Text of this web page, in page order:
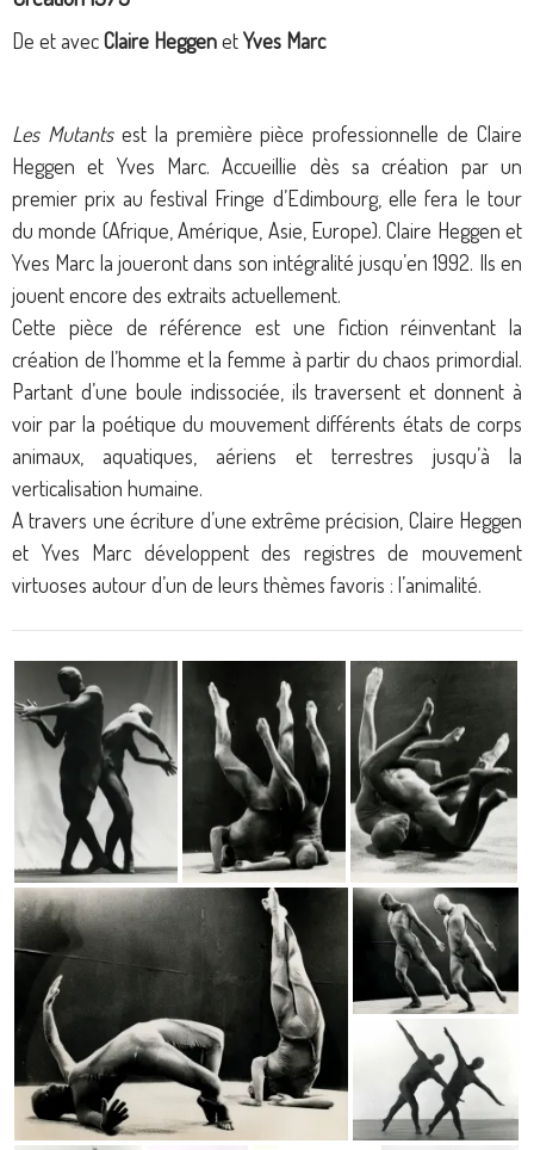
De et avecClaire HeggenetYves Marc
Les Mutantsest la première pièce professionnelle de Claire
Heggen et Yves Marc. Accueillie dès sa création par un
premier prix au festival Fringe d’Edimbourg, elle fera le tour
du monde (Afrique, Amérique, Asie, Europe). Claire Heggen et
Yves Marc la joueront dans son intégralité jusqu’en 1992. Ils en
jouent encore des extraits actuellement.
Cette pièce de référence est une fiction réinventant la
création de l’homme et la femme à partir du chaos primordial.
Partant d’une boule indissociée, ils traversent et donnent à
voir par la poétique du mouvement différents états de corps
animaux, aquatiques, aériens et terrestres jusqu’à la
verticalisation humaine.
A travers une écriture d’une extrême précision, Claire Heggen
et Yves Marc développent des registres de mouvement
virtuoses autour d’un de leurs thèmes favoris : l’animalité.